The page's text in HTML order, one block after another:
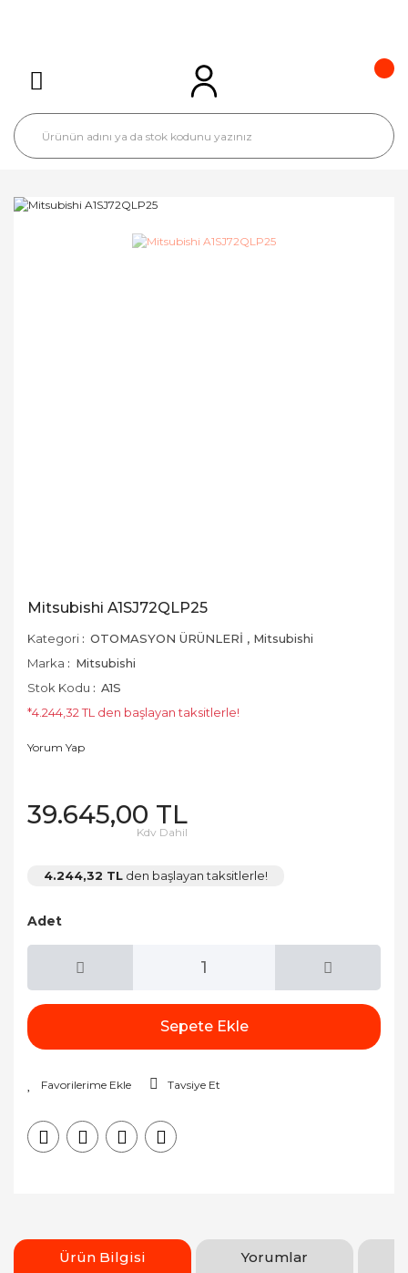
Mitsubishi A1SJ72QLP25
Kategori OTOMASYON ÜRÜNLERİ , Mitsubishi
Marka
Mitsubishi
Stok Kodu
A1S
*4.244,32 TL den başlayan taksitlerle!
Yorum Yap
39.645,00 TL
Kdv Dahil
4.244,32 TL den başlayan taksitlerle!
Adet
Sepete Ekle
Tavsiye Et
Ürün Bilgisi Yorumlar